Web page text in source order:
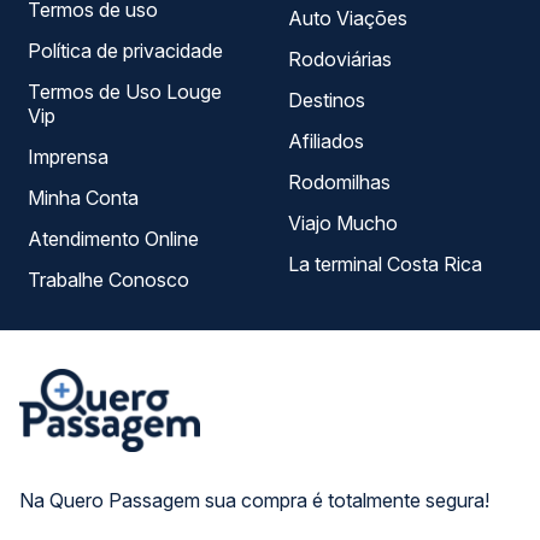
Na Quero Passagem sua compra é totalmente segura!
Termos de uso
Política de privacidade
Termos de Uso Louge
Vip
Imprensa
Minha Conta
Atendimento Online
Trabalhe Conosco
Auto Viações
Rodoviárias
Destinos
Afiliados
Rodomilhas
Viajo Mucho
La terminal Costa Rica